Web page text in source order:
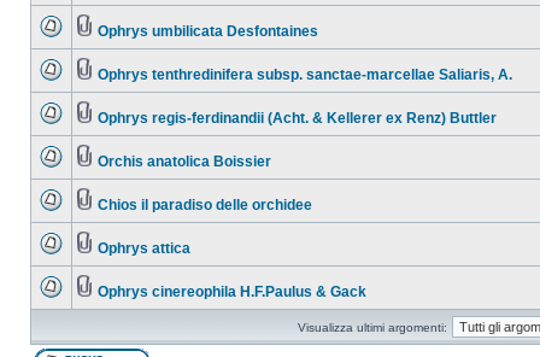
Ophrys umbilicata Desfontaines
Ophrys tenthredinifera subsp. sanctae-marcellae Saliaris, A.
Ophrys regis-ferdinandii (Acht. & Kellerer ex Renz) Buttler
Orchis anatolica Boissier
Chios il paradiso delle orchidee
Ophrys attica
Ophrys cinereophila H.F.Paulus & Gack
Visualizza ultimi argomenti: